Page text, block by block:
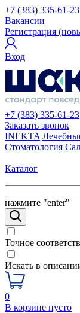
+7 (383) 335-61-23
Вакансии
Регистрация
Вход
+7 (383) 335-61-23
Заказать звонок
INEKTA
Стоматология
Каталог
нажмите "enter"
Точное
Искать в
0
В корзине пусто